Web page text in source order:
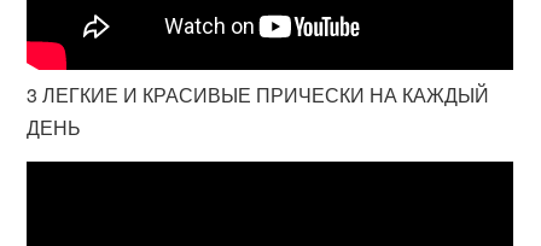
3 ЛЕГКИЕ И КРАСИВЫЕ ПРИЧЕСКИ НА КАЖДЫЙ
ДЕНЬ